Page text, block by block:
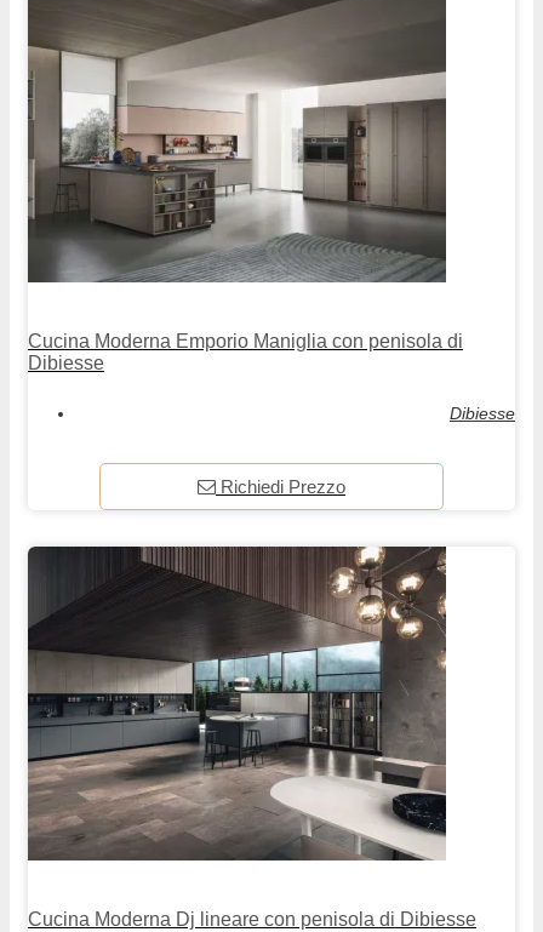
Cucina Moderna Emporio Maniglia con penisola di
Dibiesse
Dibiesse
Richiedi Prezzo
Cucina Moderna Dj lineare con penisola di Dibiesse